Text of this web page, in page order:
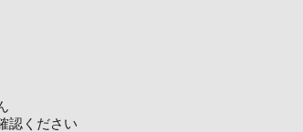
認ください